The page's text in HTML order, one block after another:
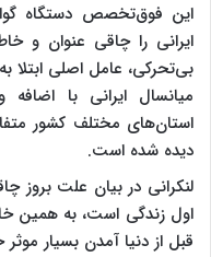
این فوق‌تخصص دستگاه
ایرانی را چاقی عنوان و
میانسال ایرانی با
استان‌های مختلف کشور
دیده شده است.
لنکرانی در بیان علت بروز
اول زندگی است، به همین
قبل از دنیا آمدن بسیار